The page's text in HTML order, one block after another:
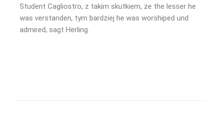
Student Cagliostro, z takim skutkiem, że the lesser he
was verstanden, tym bardziej he was worshiped und
admired, sagt Herling.